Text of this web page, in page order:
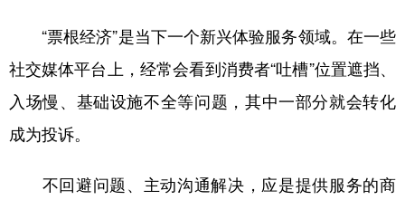
“票根经济”是当下一个新兴体验服务领域。在一些
社交媒体平台上，经常会看到消费者“吐槽”位置遮挡、
入场慢、基础设施不全等问题，其中一部分就会转化
成为投诉。
不回避问题、主动沟通解决，应是提供服务的商